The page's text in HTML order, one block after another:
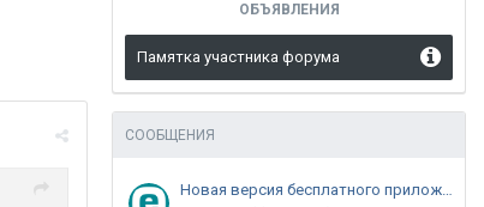
ОБЪЯВЛЕНИЯ
Памятка участника форума
СООБЩЕНИЯ
Новая версия бесплатного приложения ESET Online Scanner доступна пользователям